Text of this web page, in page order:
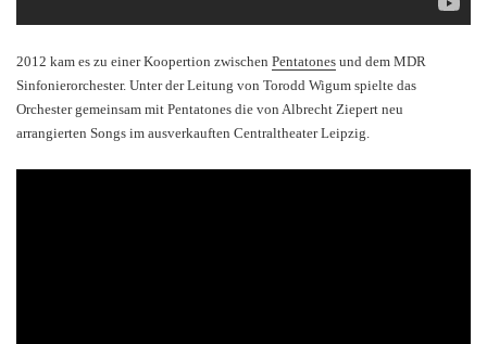
2012 kam es zu einer Koopertion zwischen Pentatones und dem MDR
Sinfonierorchester. Unter der Leitung von Torodd Wigum spielte das
Orchester gemeinsam mit Pentatones die von Albrecht Ziepert neu
arrangierten Songs im ausverkauften Centraltheater Leipzig.